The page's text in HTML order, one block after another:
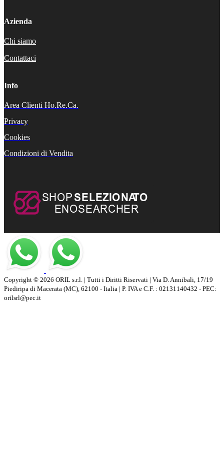
Azienda
Chi siamo
Contattaci
Info
Area Clienti Ho.Re.Ca.
Privacy
Cookies
Condizioni di Vendita
Copyright © 2026 ORIL s.r.l. | Tutti i Diritti Riservati | Via D. Annibali, 17/19
Piediripa di Macerata (MC), 62100 - Italia | P. IVA e C.F. : 02131140432 - PEC:
orilsrl@pec.it